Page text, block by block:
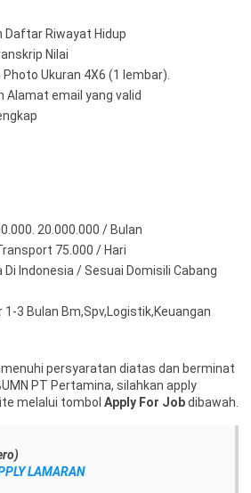
Daftar Riwayat Hidup
Nilai
Ukuran 4X6 (1 lembar).
Alamat email yang valid
20.000.000 / Bulan
75.000 / Hari
Di Indonesia / Sesuai Domisili Cabang
1-3 Bulan Bm,Spv,Logistik,Keuangan
persyaratan diatas dan berminat
PT Pertamina, silahkan apply
melalui tombol Apply For Jobdibawah.
LAMARAN